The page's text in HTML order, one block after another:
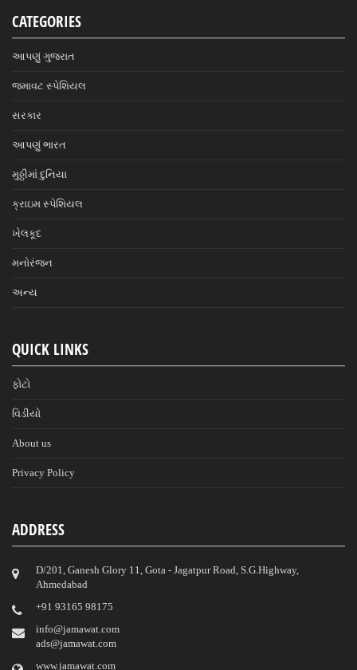
CATEGORIES
આપણું ગુજરાત
જમાવટ સ્પેશિયલ
સરકાર
આપણું ભારત
મુઠ્ઠીમાં દુનિયા
ક્રાઇમ સ્પેશિયલ
ખેલકૂદ
મનોરંજન
અન્ય
QUICK LINKS
ફોટો
વિડીયો
About us
Privacy Policy
ADDRESS
D/201, Ganesh Glory 11, Gota - Jagatpur Road, S.G.Highway,
Ahmedabad
‎+91 93165 98175
info@jamawat.com
ads@jamawat.com
www.jamawat.com